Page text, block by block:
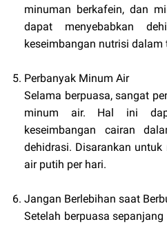
minuman berkafein, dan
dapat menyebabkan
keseimbangan nutrisi dalam
Perbanyak Minum Air
Selama berpuasa, sangat
minum air. Hal ini
keseimbangan cairan
dehidrasi. Disarankan
air putih per hari.
Jangan Berlebihan saat
Setelah berpuasa